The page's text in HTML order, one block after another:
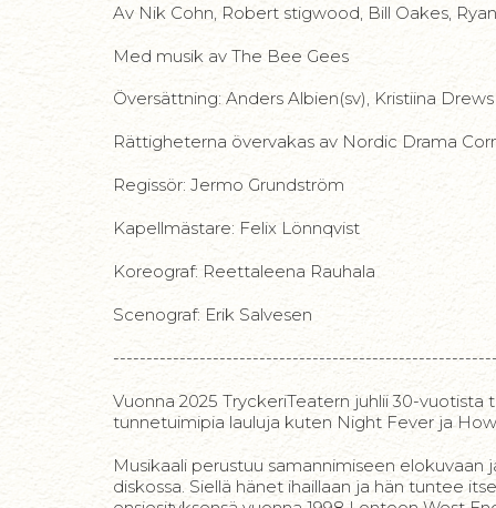
Av Nik Cohn, Robert stigwood, Bill Oakes,
Med musik av The Bee Gees
Översättning: Anders Albien(sv), Kristiina
Rättigheterna övervakas av Nordic Drama
Regissör: Jermo Grundström
Kapellmästare: Felix Lönnqvist
Koreograf: Reettaleena Rauhala
Scenograf: Erik Salvesen
Vuonna 2025 TryckeriTeatern juhlii 30-
tunnetuimipia lauluja kuten Night Fever ja
Musikaali perustuu samannimiseen
diskossa. Siellä hänet ihaillaan ja hän tuntee